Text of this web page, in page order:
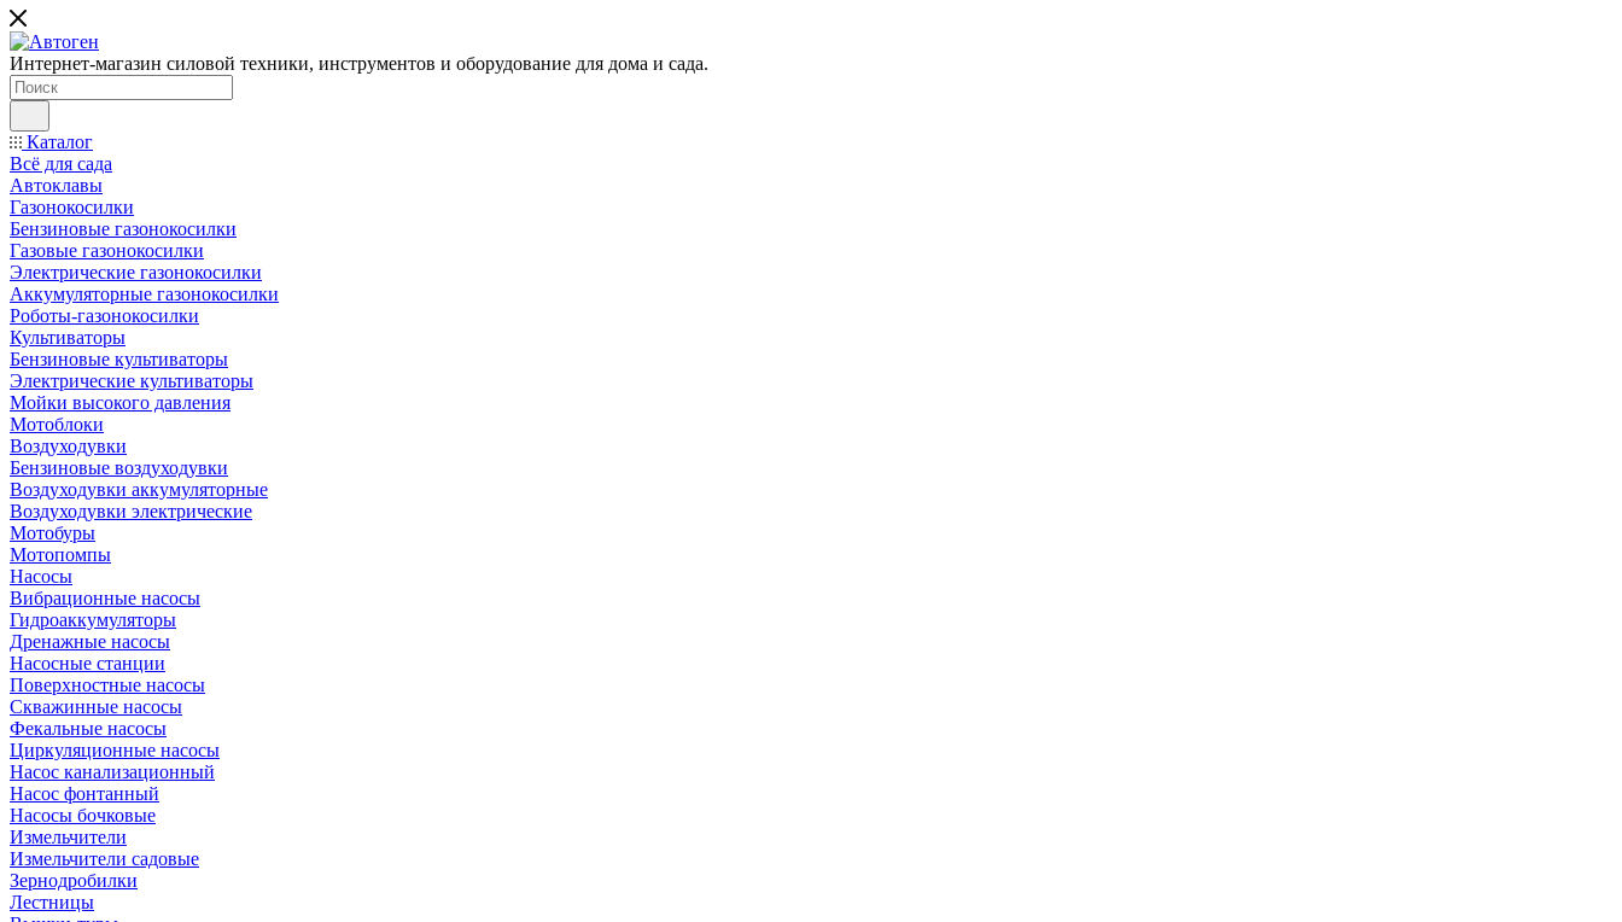
Интернет-магазин силовой техники, инструментов и оборудование для дома и сада.
Каталог
Всё для сада
Автоклавы
Газонокосилки
Бензиновые газонокосилки
Газовые газонокосилки
Электрические газонокосилки
Аккумуляторные газонокосилки
Роботы-газонокосилки
Культиваторы
Бензиновые культиваторы
Электрические культиваторы
Мойки высокого давления
Мотоблоки
Воздуходувки
Бензиновые воздуходувки
Воздуходувки аккумуляторные
Воздуходувки электрические
Мотобуры
Мотопомпы
Насосы
Вибрационные насосы
Гидроаккумуляторы
Дренажные насосы
Насосные станции
Поверхностные насосы
Скважинные насосы
Фекальные насосы
Циркуляционные насосы
Насос канализационный
Насос фонтанный
Насосы бочковые
Измельчители
Измельчители садовые
Зернодробилки
Лестницы